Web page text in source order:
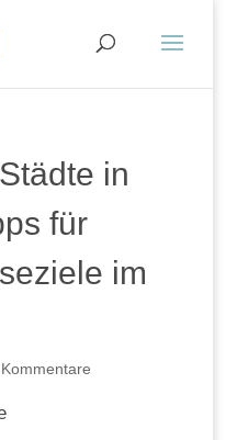
in
für
im